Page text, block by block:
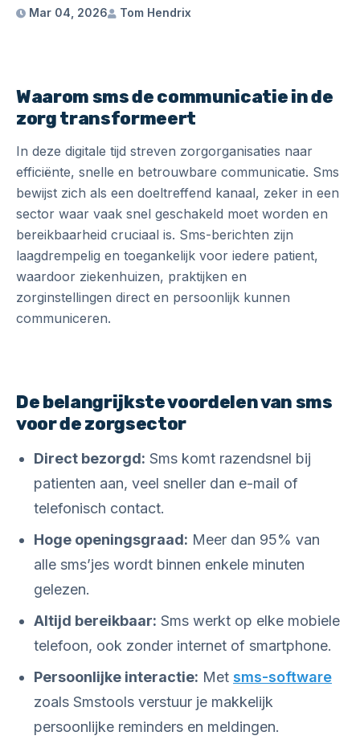
Mar 04, 2026 Tom Hendrix
Waarom sms de communicatie in de
zorg transformeert
In deze digitale tijd streven zorgorganisaties naar
efficiënte, snelle en betrouwbare communicatie. Sms
bewijst zich als een doeltreffend kanaal, zeker in een
sector waar vaak snel geschakeld moet worden en
bereikbaarheid cruciaal is. Sms-berichten zijn
laagdrempelig en toegankelijk voor iedere patient,
waardoor ziekenhuizen, praktijken en
zorginstellingen direct en persoonlijk kunnen
communiceren.
De belangrijkste voordelen van sms
voor de zorgsector
Direct bezorgd: Sms komt razendsnel bij
patienten aan, veel sneller dan e-mail of
telefonisch contact.
Hoge openingsgraad: Meer dan 95% van
alle sms’jes wordt binnen enkele minuten
gelezen.
Altijd bereikbaar: Sms werkt op elke mobiele
telefoon, ook zonder internet of smartphone.
Persoonlijke interactie: Met sms-software
zoals Smstools verstuur je makkelijk
persoonlijke reminders en meldingen.